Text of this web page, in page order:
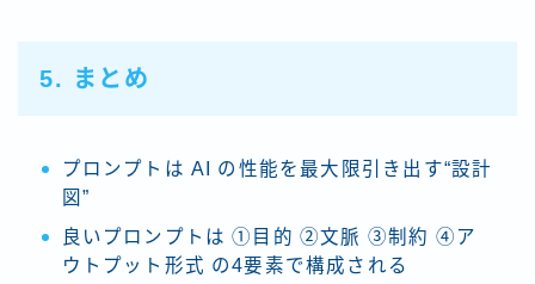
5. まとめ
プロンプトは AI の性能を最大限引き出す“設計
図”
良いプロンプトは ①目的 ②文脈 ③制約 ④ア
ウトプット形式 の4要素で構成される